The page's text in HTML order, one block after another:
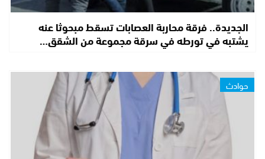
الجديدة.. فرقة محاربة العصابات تسقط مبحوثا عنه
يشتبه في تورطه في سرقة مجموعة من الشقق…
حوادث